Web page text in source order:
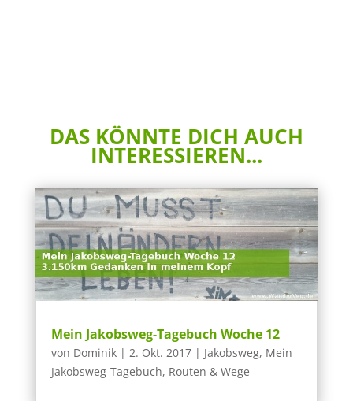
DAS KÖNNTE DICH AUCH
INTERESSIEREN...
Mein Jakobsweg-Tagebuch Woche 12
von Dominik| 2. Okt. 2017| Jakobsweg, Mein
Jakobsweg-Tagebuch, Routen & Wege